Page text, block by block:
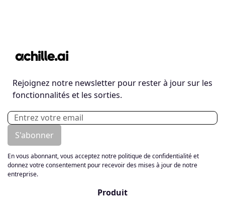
Rejoignez notre newsletter pour rester à jour sur les
fonctionnalités et les sorties.
En vous abonnant, vous acceptez notre politique de confidentialité et
donnez votre consentement pour recevoir des mises à jour de notre
entreprise.
Produit